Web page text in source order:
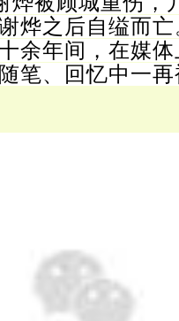
烨之后自缢而
余年间，在媒
笔、回忆中一